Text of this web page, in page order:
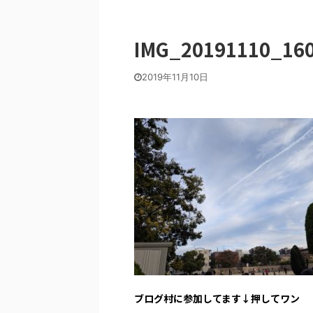
2019年11月10日
ブログ村に参加してます↓押してワン